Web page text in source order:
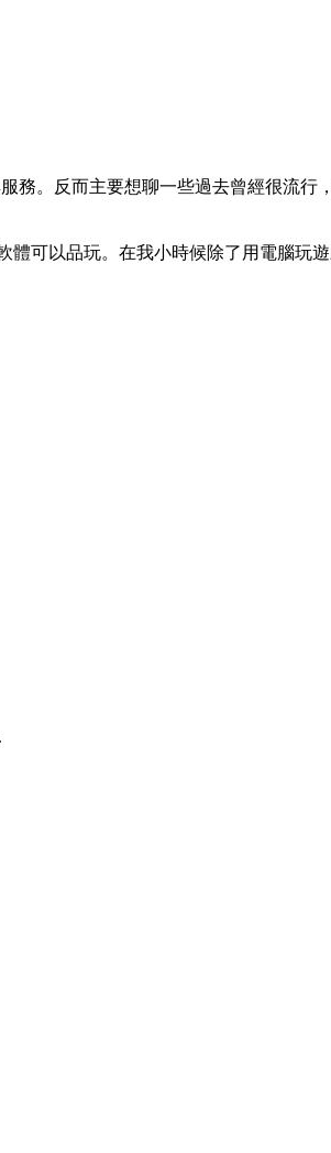
務。反而主要想聊一些過去曾經很流
可以品玩。在我小時候除了用電腦玩